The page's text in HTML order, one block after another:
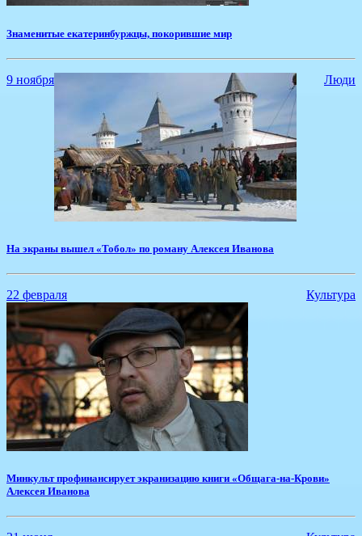
Знаменитые екатеринбуржцы, покорившие мир
9 ноября Люди
На экраны вышел «Тобол» по роману Алексея Иванова
22 февраля Культура
Минкульт профинансирует экранизацию книги «Общага-на-Крови»
Алексея Иванова